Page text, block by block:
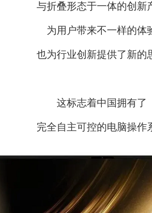
与折叠形态于一体的创新
为用户带来不一样的体
也为行业创新提供了新的
这标志着中国拥有了
完全自主可控的电脑操作